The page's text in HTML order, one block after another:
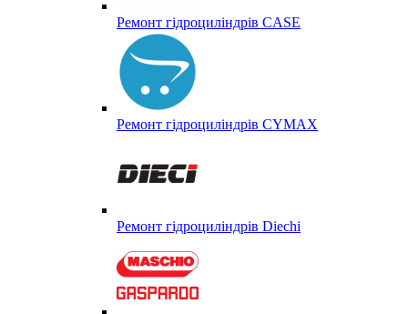
Ремонт гідроциліндрів CASE
Ремонт гідроциліндрів CYMAX
Ремонт гідроциліндрів Diechi